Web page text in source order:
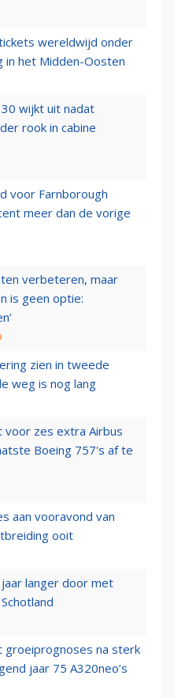
wereldwijd onder
in het Midden-Oosten
wijkt uit nadat
rook in cabine
voor Farnborough
meer dan de vorige
verbeteren, maar
is geen optie:
zien in tweede
weg is nog lang
voor zes extra Airbus
Boeing 757's af te
aan vooravond van
ooit
jaar langer door met
groeiprognoses na sterk
jaar 75 A320neo’s